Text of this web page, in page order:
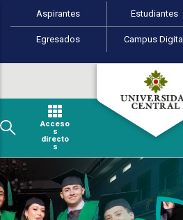
Pasar al contenido principal
Perfiles de usuario
Aspirantes Estudiantes
Egresados Campus Digital
Acceso
s
directo
s